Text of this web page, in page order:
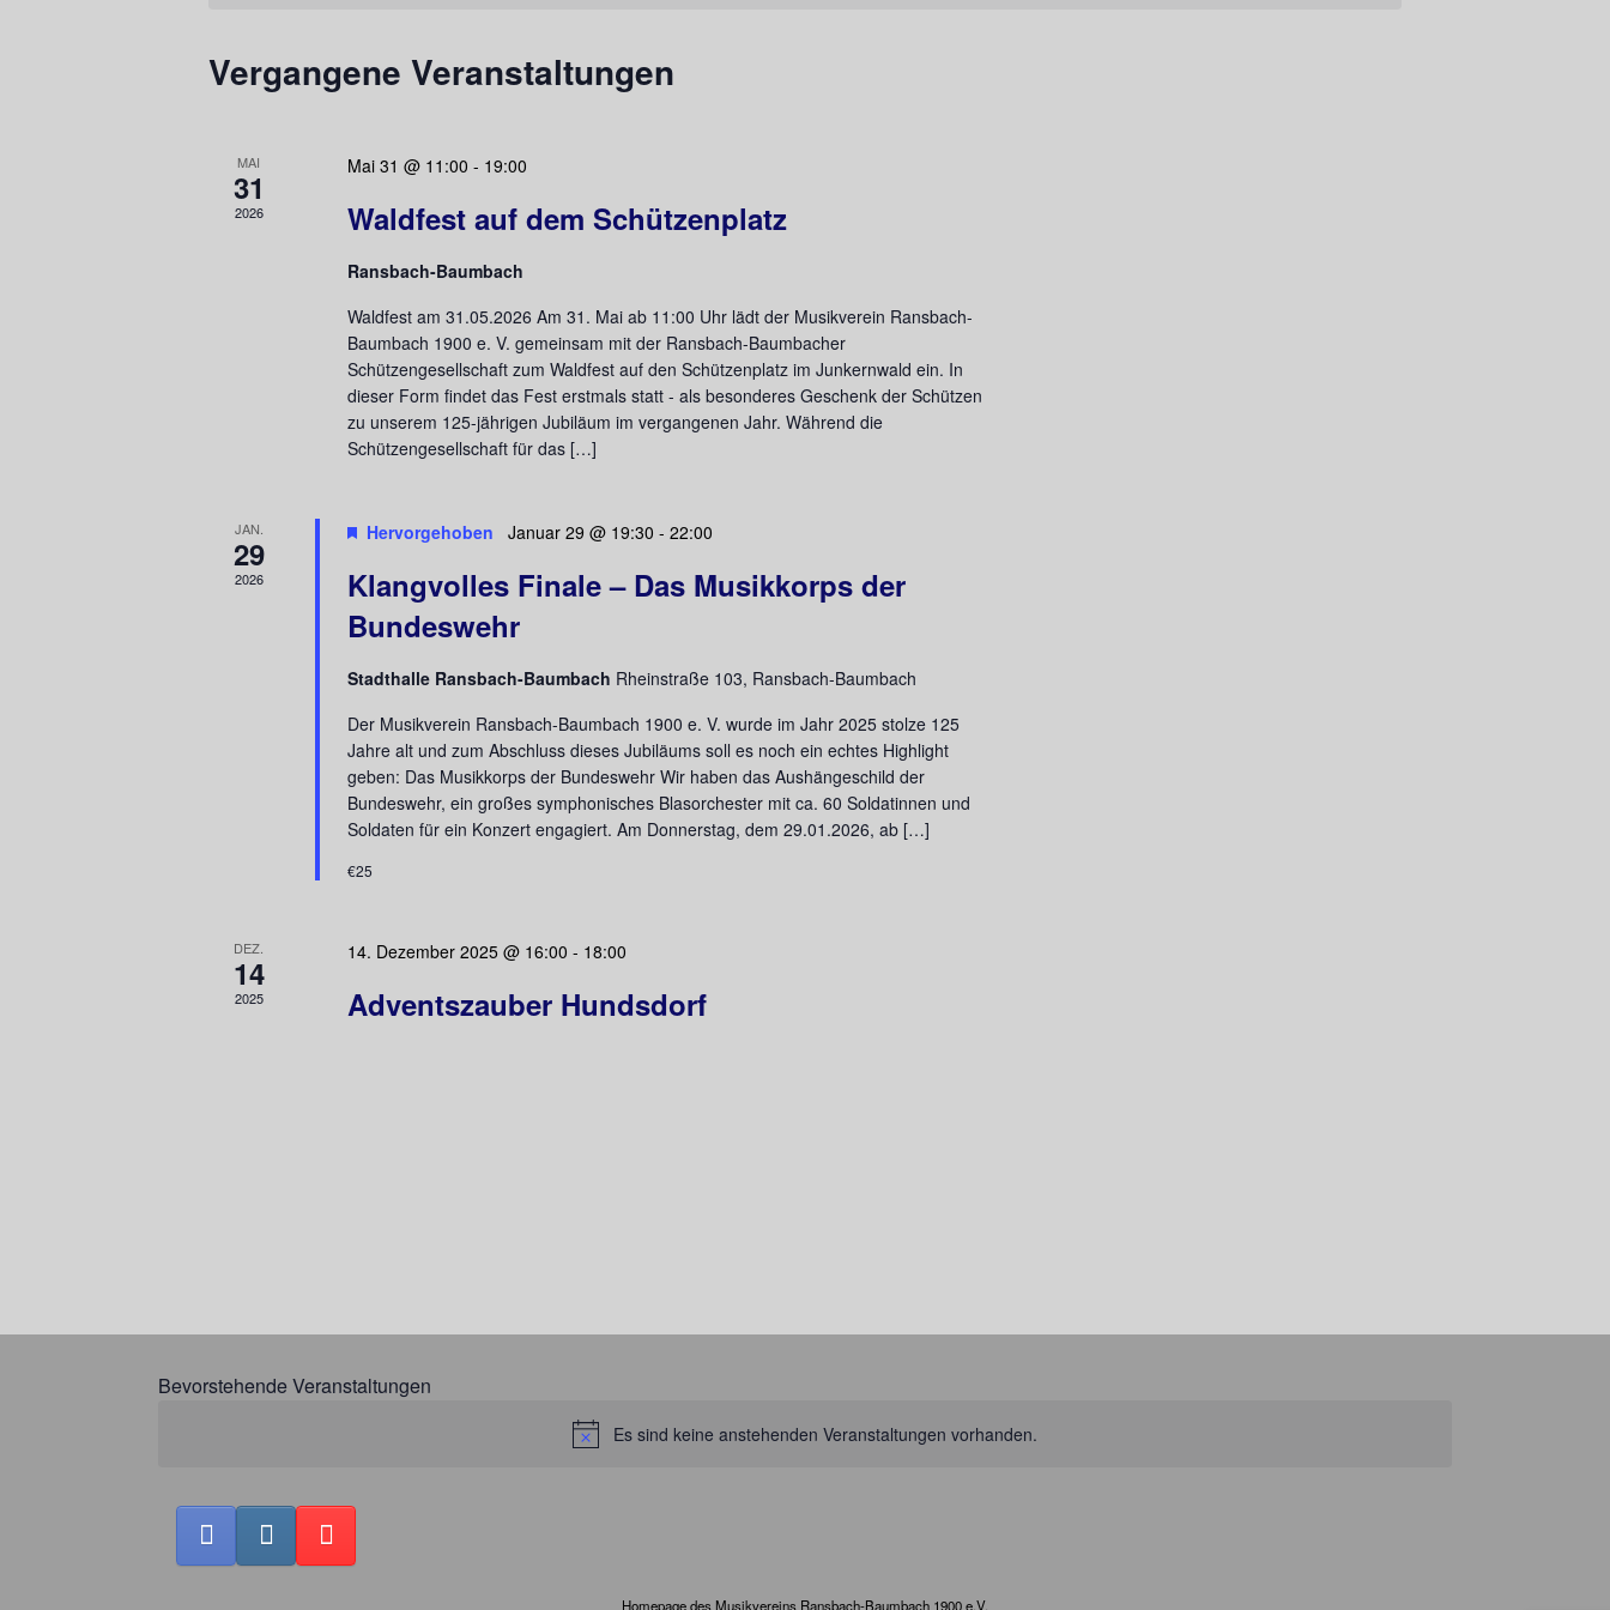
Kalender
von
Vergangene Veranstaltungen
MAI
31
2026
Mai 31 @ 11:00 - 19:00
Waldfest auf dem Schützenplatz
Ransbach-Baumbach
Waldfest am 31.05.2026 Am 31. Mai ab 11:00 Uhr lädt der Musikverein Ransbach-
Baumbach 1900 e. V. gemeinsam mit der Ransbach-Baumbacher
Schützengesellschaft zum Waldfest auf den Schützenplatz im Junkernwald ein. In
dieser Form findet das Fest erstmals statt - als besonderes Geschenk der Schützen
zu unserem 125-jährigen Jubiläum im vergangenen Jahr. Während die
Schützengesellschaft für das […]
JAN.
29
2026
Hervorgehoben Januar 29 @ 19:30 - 22:00
Klangvolles Finale – Das Musikkorps der
Bundeswehr
Stadthalle Ransbach-Baumbach Rheinstraße 103, Ransbach-Baumbach
Der Musikverein Ransbach-Baumbach 1900 e. V. wurde im Jahr 2025 stolze 125
Jahre alt und zum Abschluss dieses Jubiläums soll es noch ein echtes Highlight
geben: Das Musikkorps der Bundeswehr Wir haben das Aushängeschild der
Bundeswehr, ein großes symphonisches Blasorchester mit ca. 60 Soldatinnen und
Soldaten für ein Konzert engagiert. Am Donnerstag, dem 29.01.2026, ab […]
€25
DEZ.
14
2025
14. Dezember 2025 @ 16:00 - 18:00
Adventszauber Hundsdorf
Bevorstehende Veranstaltungen
Hinweis
Es sind keine anstehenden Veranstaltungen vorhanden.
Homepage des Musikvereins Ransbach-Baumbach 1900 e.V.